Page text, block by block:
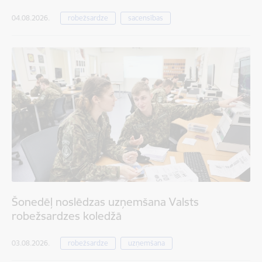
04.08.2026. robežsardze sacensības
Šonedēļ noslēdzas uzņemšana Valsts
robežsardzes koledžā
03.08.2026. robežsardze uzņemšana